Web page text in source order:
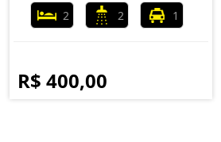
2 2 1
R$ 400,00